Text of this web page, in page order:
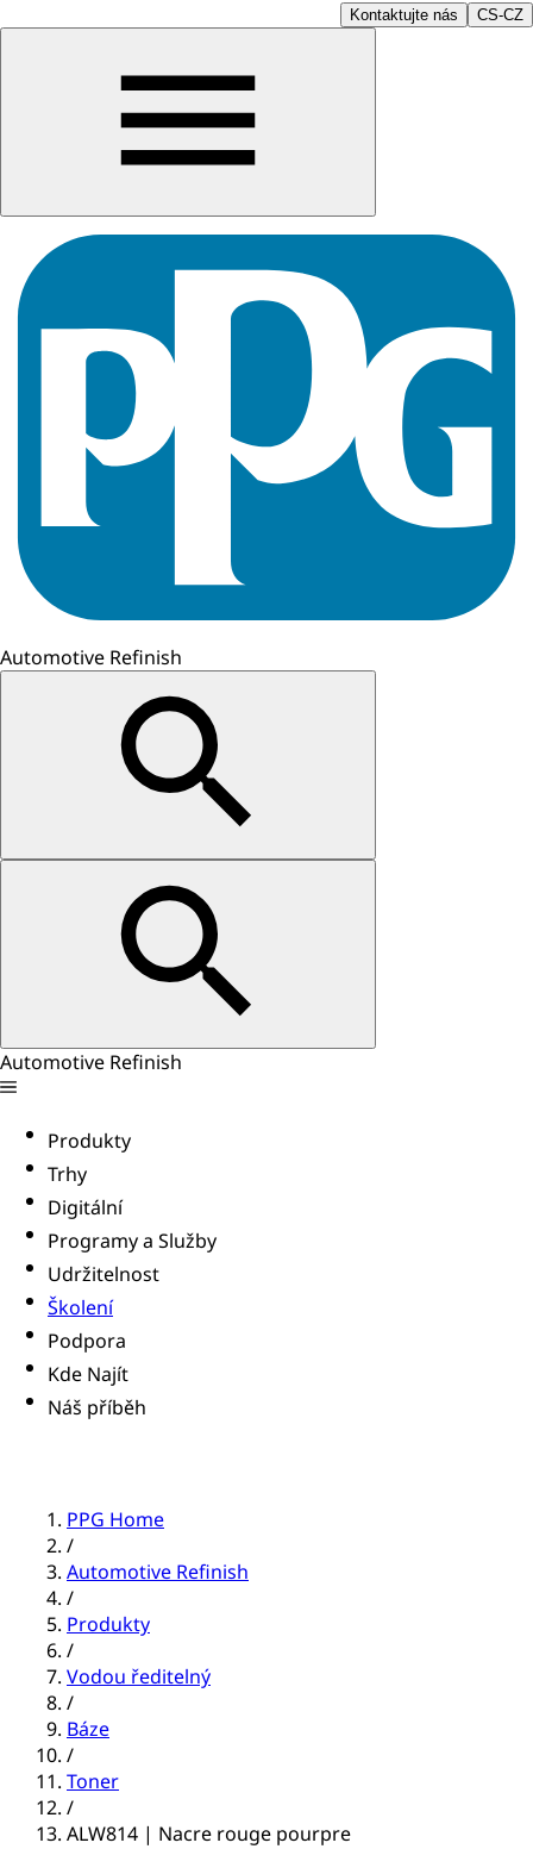
Kontaktujte nás CS-CZ
Automotive Refinish
Automotive Refinish
Produkty
Trhy
Digitální
Programy a Služby
Udržitelnost
Školení
Podpora
Kde Najít
Náš příběh
PPG Home
/
Automotive Refinish
/
Produkty
/
Vodou ředitelný
/
Báze
/
Toner
/
ALW814 | Nacre rouge pourpre